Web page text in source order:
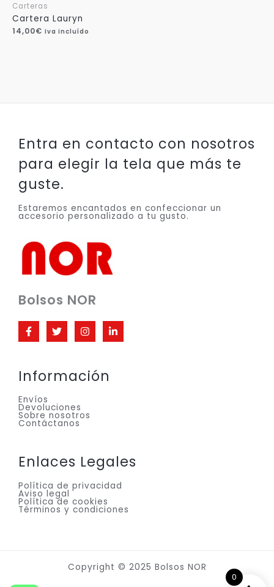
Carteras
Cartera Lauryn
14,00€ Iva incluído
Entra en contacto con nosotros
para elegir la tela que más te
guste.
Estaremos encantados en confeccionar un
accesorio personalizado a tu gusto.
Bolsos NOR
Información
Envíos
Devoluciones
Sobre nosotros
Contáctanos
Enlaces Legales
Política de privacidad
Aviso legal
Política de cookies
Términos y condiciones
Copyright © 2025 Bolsos NOR
0